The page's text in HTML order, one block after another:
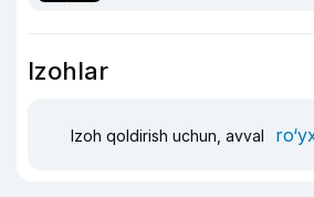
Izohlar
Izoh qoldirish uchun, avval